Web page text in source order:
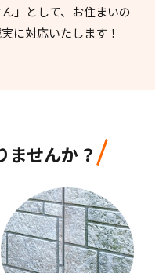
」として、お住まいの
に対応いたします！
ませんか？